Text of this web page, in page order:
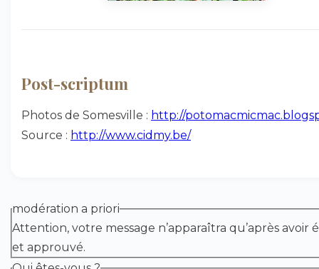
Post-scriptum
Photos de Somesville : http://
Source : http://www.cidmy.be/
modération a priori
Attention, votre message n’apparaîtra qu’après avoir
et approuvé.